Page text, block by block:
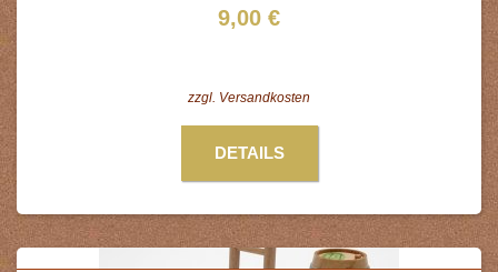
9,00 €
zzgl. Versandkosten
DETAILS